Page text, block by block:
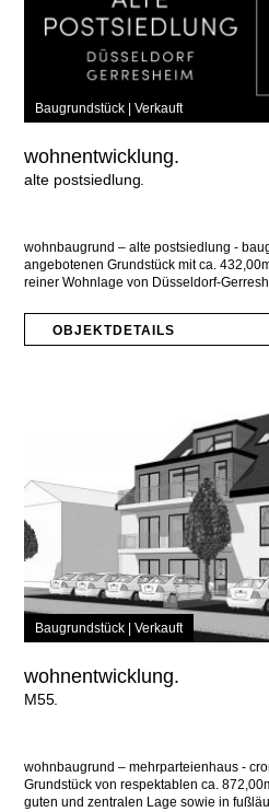
Baugrundstück | Verkauft
wohnentwicklung.
alte postsiedlung
wohnbaugrund – alte postsiedlung -
angebotenen Grundstück mit ca.
reiner Wohnlage von Düsseldorf-
OBJEKTDETAILS
Baugrundstück | Verkauft
wohnentwicklung.
M55
wohnbaugrund – mehrparteienhaus -
Grundstück von respektablen ca.
guten und zentralen Lage sowie in